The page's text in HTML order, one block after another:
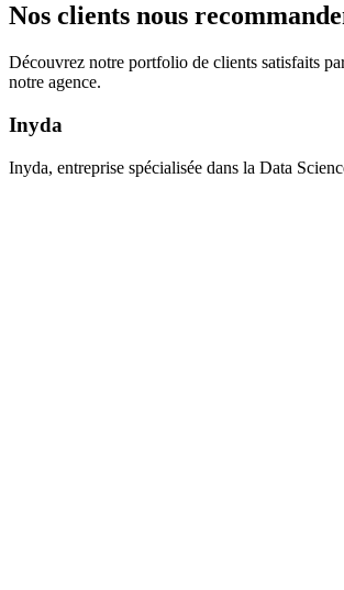
Nos clients nous
Découvrez notre portfolio de clients satisfaits
notre agence.
Inyda
Inyda, entreprise spécialisée dans la Data